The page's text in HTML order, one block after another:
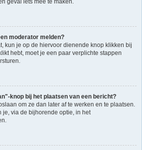
geval iets mee te maken.
moderator melden?
kun je op de hiervoor dienende knop klikken bij
hebt, moet je een paar verplichte stappen
knop bij het plaatsen van een bericht?
om ze dan later af te werken en te plaatsen.
je, via de bijhorende optie, in het